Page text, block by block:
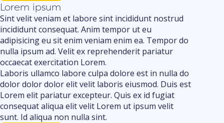
Lorem ipsum
Sint velit veniam et labore sint incididunt nostrud
incididunt consequat. Anim tempor ut eu
adipisicing eu sit enim veniam enim ea. Tempor do
nulla ipsum ad. Velit ex reprehenderit pariatur
occaecat exercitation Lorem.
Laboris ullamco labore culpa dolore est in nulla do
dolor dolor dolor elit velit laboris eiusmod. Duis est
Lorem elit pariatur excepteur. Quis ex id fugiat
consequat aliqua elit velit Lorem ut ipsum velit
sunt. Id aliqua non nulla sint.